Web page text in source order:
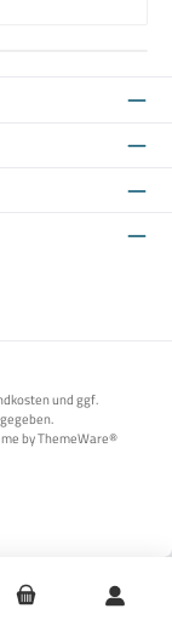
und ggf.
byThemeWare®